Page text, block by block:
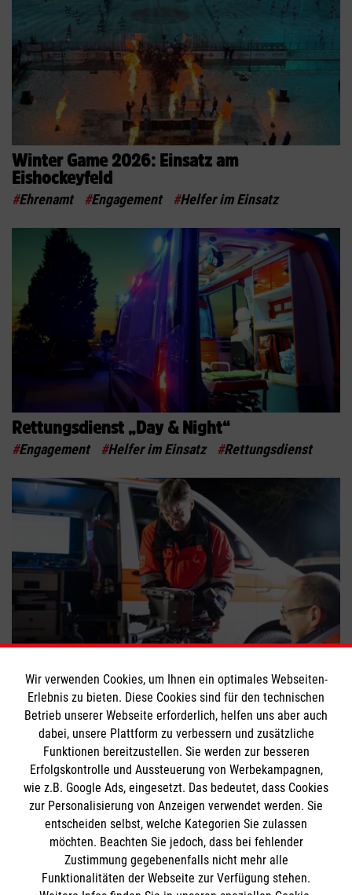
Winter Game 2026: Einsatz am
Eishockeyfeld
#Ehrenamt #Engagement #Helfer im Einsatz
Rettungsdienst „Day & Night“
#Engagement #Helfer im Einsatz #Rettungsdienst
Die Drohneneinheit: Hilfe von oben
Engagement #Helfer im Einsatz
Bewerte diesen Artikel
Wir verwenden Cookies, um Ihnen ein optimales Webseiten-
Erlebnis zu bieten. Diese Cookies sind für den technischen
Betrieb unserer Webseite erforderlich, helfen uns aber auch
dabei, unsere Plattform zu verbessern und zusätzliche
Funktionen bereitzustellen. Sie werden zur besseren
Erfolgskontrolle und Aussteuerung von Werbekampagnen,
wie z.B. Google Ads, eingesetzt. Das bedeutet, dass Cookies
zur Personalisierung von Anzeigen verwendet werden. Sie
entscheiden selbst, welche Kategorien Sie zulassen
möchten. Beachten Sie jedoch, dass bei fehlender
Zustimmung gegebenenfalls nicht mehr alle
Funktionalitäten der Webseite zur Verfügung stehen.